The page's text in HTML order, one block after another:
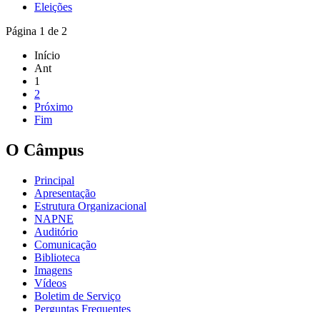
Eleições
Página 1 de 2
Início
Ant
1
2
Próximo
Fim
O Câmpus
Principal
Apresentação
Estrutura Organizacional
NAPNE
Auditório
Comunicação
Biblioteca
Imagens
Vídeos
Boletim de Serviço
Perguntas Frequentes